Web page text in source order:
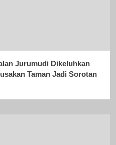
Jurumudi Dikeluhkan
Taman Jadi Sorotan